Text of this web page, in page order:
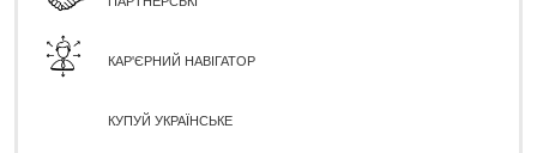
КАР'ЄРНИЙ НАВІГАТОР
КУПУЙ УКРАЇНСЬКЕ